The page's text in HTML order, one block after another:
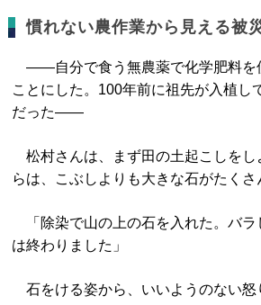
慣れない農作業から見える被
――自分で食う無農薬で化学肥料を
ことにした。100年前に祖先が入植し
だった――
松村さんは、まず田の土起こしをし
らは、こぶしよりも大きな石がたくさ
「除染で山の上の石を入れた。バラ
は終わりました」
石をける姿から、いいようのない怒